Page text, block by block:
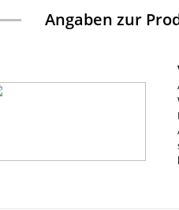
Angaben zur